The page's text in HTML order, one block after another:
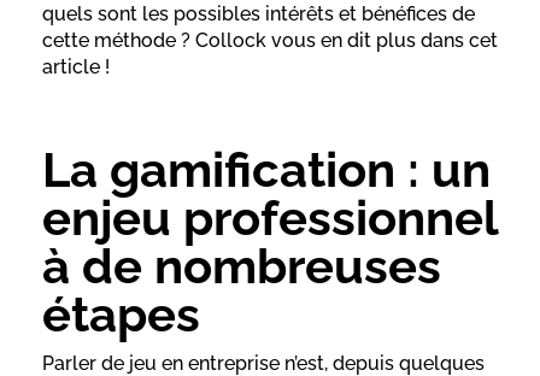
quels sont les possibles intérêts et bénéfices de
cette méthode ? Collock vous en dit plus dans cet
article !
La gamification : un
enjeu professionnel
à de nombreuses
étapes
Parler de jeu en entreprise n’est, depuis quelques